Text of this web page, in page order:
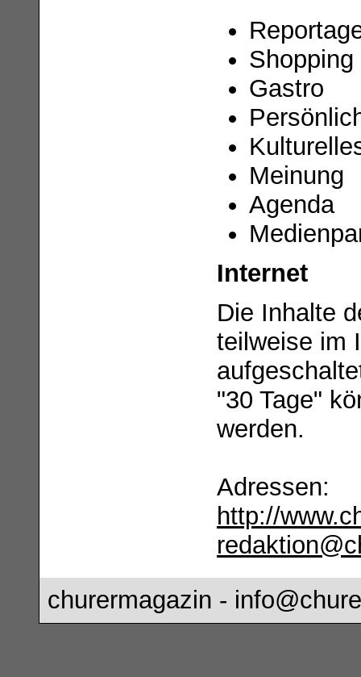
Shopping
Gastro
Meinung
Agenda
Internet
Die Inhalte
teilweise im
"30 Tage"
werden.
Adressen:
http://
churermagazin -